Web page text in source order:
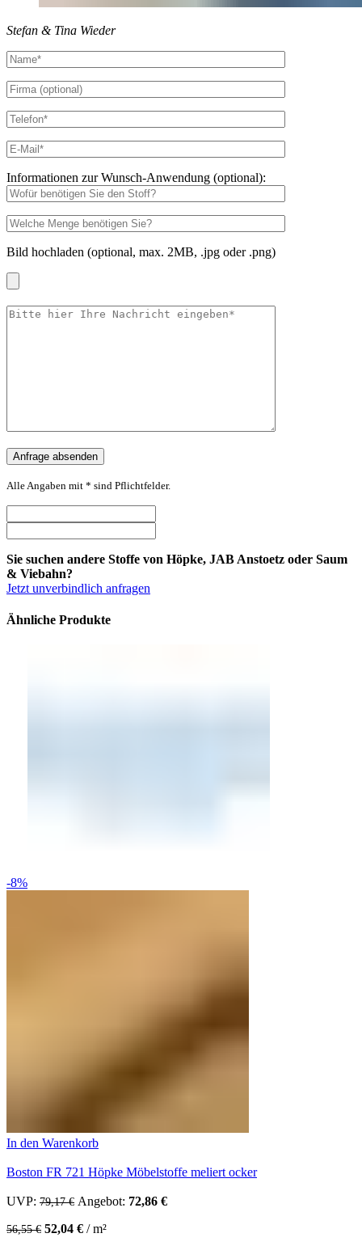
Stefan & Tina Wieder
Informationen zur Wunsch-Anwendung (optional):
Bild hochladen (optional, max. 2MB, .jpg oder .png)
Alle Angaben mit * sind Pflichtfelder.
Sie suchen andere Stoffe von Höpke, JAB Anstoetz oder Saum
& Viebahn?
Jetzt unverbindlich anfragen
Ähnliche Produkte
-8%
In den Warenkorb
Boston FR 721 Höpke Möbelstoffe meliert ocker
UVP: 79,17€ Ursprünglicher Preis war: 79,17 €
Angebot: 72,86 €
56,55€ 52,04 € /m²